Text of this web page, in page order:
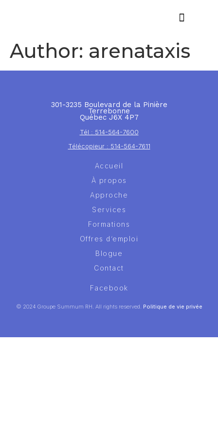
Author: arenataxis
301-3235 Boulevard de la Pinière
Terrebonne
Québec J6X 4P7
Tél : 514-564-7600
Télécopieur : 514-564-7611
Accueil
À propos
Approche
Services
Formations
Offres d’emploi
Blogue
Contact
Facebook
© 2024 Groupe Summum RH. All rights reserved. Politique de vie privée